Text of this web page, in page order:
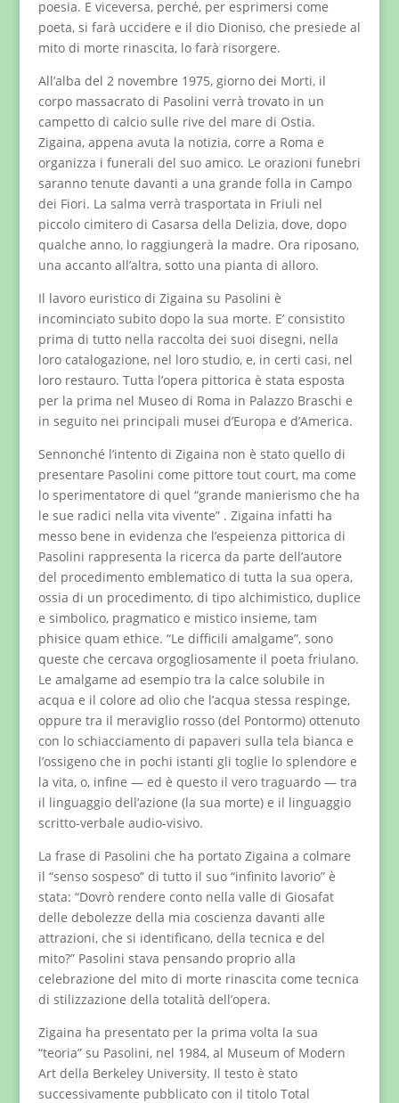
poesia. E viceversa, perché, per esprimersi come
poeta, si farà uccidere e il dio Dioniso, che presiede al
mito di morte rinascita, lo farà risorgere.
All’alba del 2 novembre 1975, giorno dei Morti, il
corpo massacrato di Pasolini verrà trovato in un
campetto di calcio sulle rive del mare di Ostia.
Zigaina, appena avuta la notizia, corre a Roma e
organizza i funerali del suo amico. Le orazioni funebri
saranno tenute davanti a una grande folla in Campo
dei Fiori. La salma verrà trasportata in Friuli nel
piccolo cimitero di Casarsa della Delizia, dove, dopo
qualche anno, lo raggiungerà la madre. Ora riposano,
una accanto all’altra, sotto una pianta di alloro.
Il lavoro euristico di Zigaina su Pasolini è
incominciato subito dopo la sua morte. E’ consistito
prima di tutto nella raccolta dei suoi disegni, nella
loro catalogazione, nel loro studio, e, in certi casi, nel
loro restauro. Tutta l’opera pittorica è stata esposta
per la prima nel Museo di Roma in Palazzo Braschi e
in seguito nei principali musei d’Europa e d’America.
Sennonché l’intento di Zigaina non è stato quello di
presentare Pasolini come pittore tout court, ma come
lo sperimentatore di quel “grande manierismo che ha
le sue radici nella vita vivente” . Zigaina infatti ha
messo bene in evidenza che l’espeienza pittorica di
Pasolini rappresenta la ricerca da parte dell’autore
del procedimento emblematico di tutta la sua opera,
ossia di un procedimento, di tipo alchimistico, duplice
e simbolico, pragmatico e mistico insieme, tam
phisice quam ethice. “Le difficili amalgame”, sono
queste che cercava orgogliosamente il poeta friulano.
Le amalgame ad esempio tra la calce solubile in
acqua e il colore ad olio che l’acqua stessa respinge,
oppure tra il meraviglio rosso (del Pontormo) ottenuto
con lo schiacciamento di papaveri sulla tela bianca e
l’ossigeno che in pochi istanti gli toglie lo splendore e
la vita, o, infine — ed è questo il vero traguardo — tra
il linguaggio dell’azione (la sua morte) e il linguaggio
scritto-verbale audio-visivo.
La frase di Pasolini che ha portato Zigaina a colmare
il “senso sospeso” di tutto il suo “infinito lavorio” è
stata: “Dovrò rendere conto nella valle di Giosafat
delle debolezze della mia coscienza davanti alle
attrazioni, che si identificano, della tecnica e del
mito?” Pasolini stava pensando proprio alla
celebrazione del mito di morte rinascita come tecnica
di stilizzazione della totalità dell’opera.
Zigaina ha presentato per la prima volta la sua
“teoria” su Pasolini, nel 1984, al Museum of Modern
Art della Berkeley University. Il testo è stato
successivamente pubblicato con il titolo Total